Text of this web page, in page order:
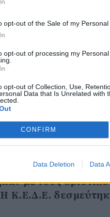
opt-out of the Sale of my Personal
opt-out of processing my
opt-out of Collection, Use,
Data that Is Unrelated with
CONFIRM
Data Deletion Data
εξοπλισμό σε
Η Κ.Ε.Δ.Ε. δήλωσε
μεμονωμένα
των
Σπίτι» με
να ζητήσουμε να
για
Δομές των Δήμων.
διάταξη, των
με τους